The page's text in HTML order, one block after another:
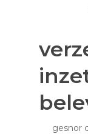
gesnor